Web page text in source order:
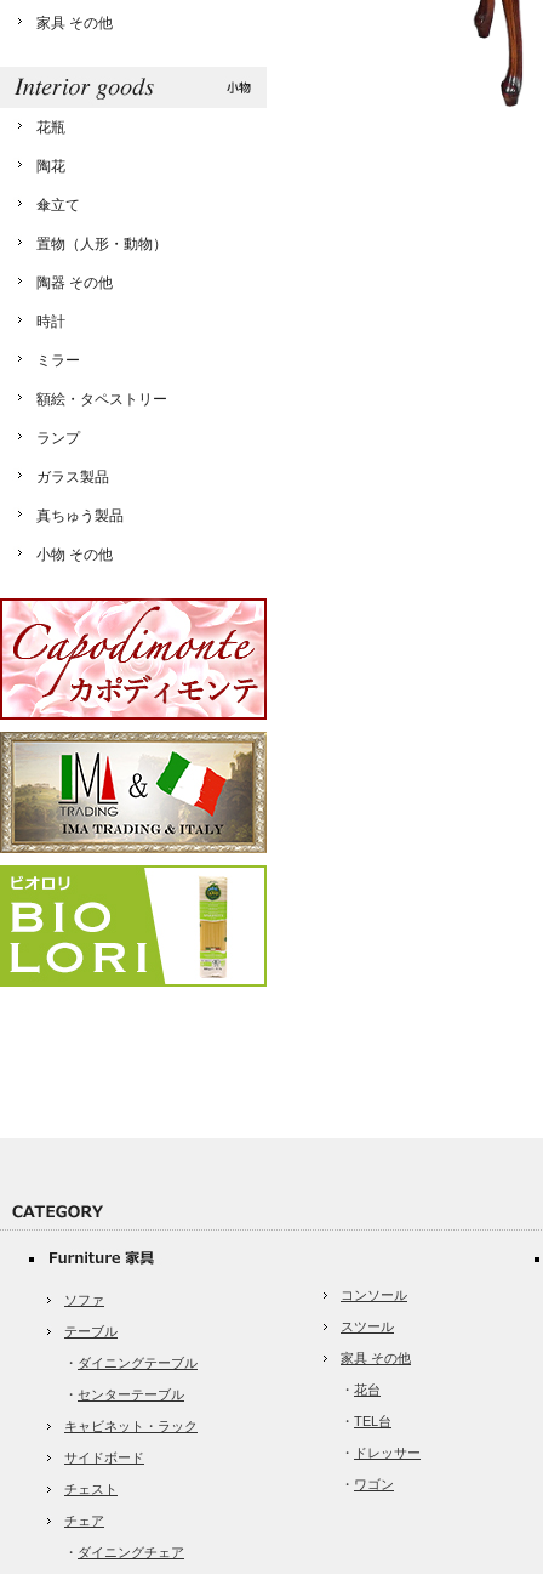
家具 その他
花瓶
陶花
傘立て
置物（人形・動物）
陶器 その他
時計
ミラー
額絵・タペストリー
ランプ
ガラス製品
真ちゅう製品
小物 その他
ソファ
テーブル
・ ダイニングテーブル
・ センターテーブル
キャビネット・ラック
サイドボード
チェスト
チェア
・ ダイニングチェア
コンソール
スツール
家具 その他
・ 花台
・ TEL台
・ ドレッサー
・ ワゴン